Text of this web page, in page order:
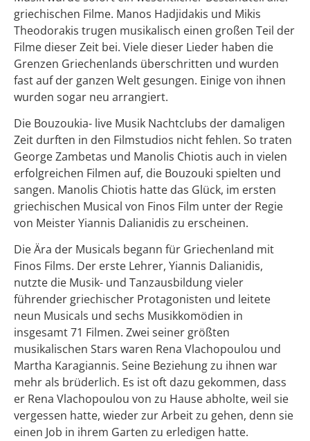
griechischen Filme. Manos Hadjidakis und Mikis
Theodorakis trugen musikalisch einen großen Teil der
Filme dieser Zeit bei. Viele dieser Lieder haben die
Grenzen Griechenlands überschritten und wurden
fast auf der ganzen Welt gesungen. Einige von ihnen
wurden sogar neu arrangiert.
Die Bouzoukia- live Musik Nachtclubs der damaligen
Zeit durften in den Filmstudios nicht fehlen. So traten
George Zambetas und Manolis Chiotis auch in vielen
erfolgreichen Filmen auf, die Bouzouki spielten und
sangen. Manolis Chiotis hatte das Glück, im ersten
griechischen Musical von Finos Film unter der Regie
von Meister Yiannis Dalianidis zu erscheinen.
Die Ära der Musicals begann für Griechenland mit
Finos Films. Der erste Lehrer, Yiannis Dalianidis,
nutzte die Musik- und Tanzausbildung vieler
führender griechischer Protagonisten und leitete
neun Musicals und sechs Musikkomödien in
insgesamt 71 Filmen. Zwei seiner größten
musikalischen Stars waren Rena Vlachopoulou und
Martha Karagiannis. Seine Beziehung zu ihnen war
mehr als brüderlich. Es ist oft dazu gekommen, dass
er Rena Vlachopoulou von zu Hause abholte, weil sie
vergessen hatte, wieder zur Arbeit zu gehen, denn sie
einen Job in ihrem Garten zu erledigen hatte.